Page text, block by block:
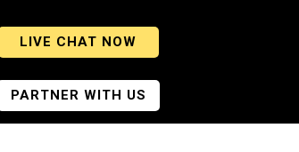
LIVE CHAT NOW
PARTNER WITH US